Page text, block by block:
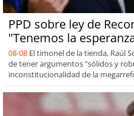
PPD sobre ley de
"Tenemos la
08-08 El timonel de la tienda, Raúl
de tener argumentos "sólidos y
inconstitucionalidad de la